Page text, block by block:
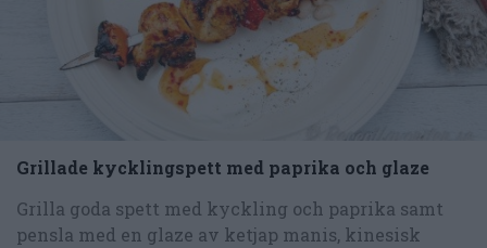
Grillade kycklingspett med paprika och glaze
Grilla goda spett med kyckling och paprika samt
pensla med en glaze av ketjap manis, kinesisk